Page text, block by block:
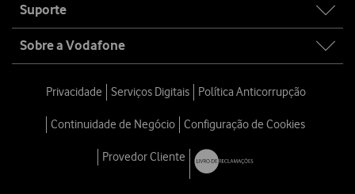
Suporte
Sobre a Vodafone
Privacidade Serviços Digitais Política Anticorrupção
Continuidade de Negócio Configuração de Cookies
Provedor Cliente